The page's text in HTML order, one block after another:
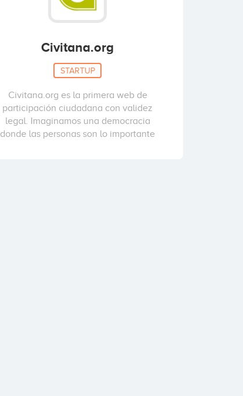
Civitana.org
STARTUP
Civitana.org es la primera web de
participación ciudadana con validez
legal. Imaginamos una democracia
donde las personas son lo importante